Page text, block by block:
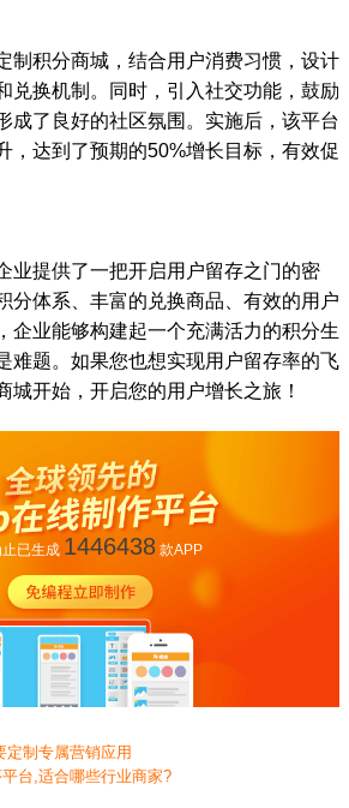
制积分商城，结合用户消费习惯，设计
兑换机制。同时，引入社交功能，鼓励
成了良好的社区氛围。实施后，该平台
，达到了预期的50%增长目标，有效促
业提供了一把开启用户留存之门的密
分体系、丰富的兑换商品、有效的用户
企业能够构建起一个充满活力的积分生
难题。如果您也想实现用户留存率的飞
城开始，开启您的用户增长之旅！
已生成 1446438款APP
定制专属营销应用
台,适合哪些行业商家?